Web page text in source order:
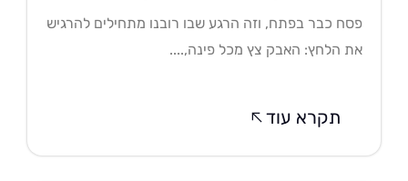
כבר בפתח, וזה הרגע שבו רובנו מתחילים להרגיש
הלחץ: האבק צץ מכל פינה,....
תקרא עוד